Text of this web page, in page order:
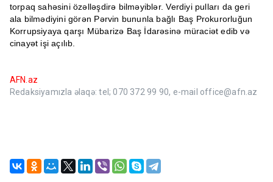
torpaq sahəsini özəlləşdirə bilməyiblər. Verdiyi pulları da geri
ala bilmədiyini görən Pərvin bununla bağlı Baş Prokurorluğun
Korrupsiyaya qarşı Mübarizə Baş İdarəsinə müraciət edib və
cinayət işi açılıb.
AFN.az
Redaksiyamızla əlaqə: tel; 070 372 99 90, e-mail office@afn.az